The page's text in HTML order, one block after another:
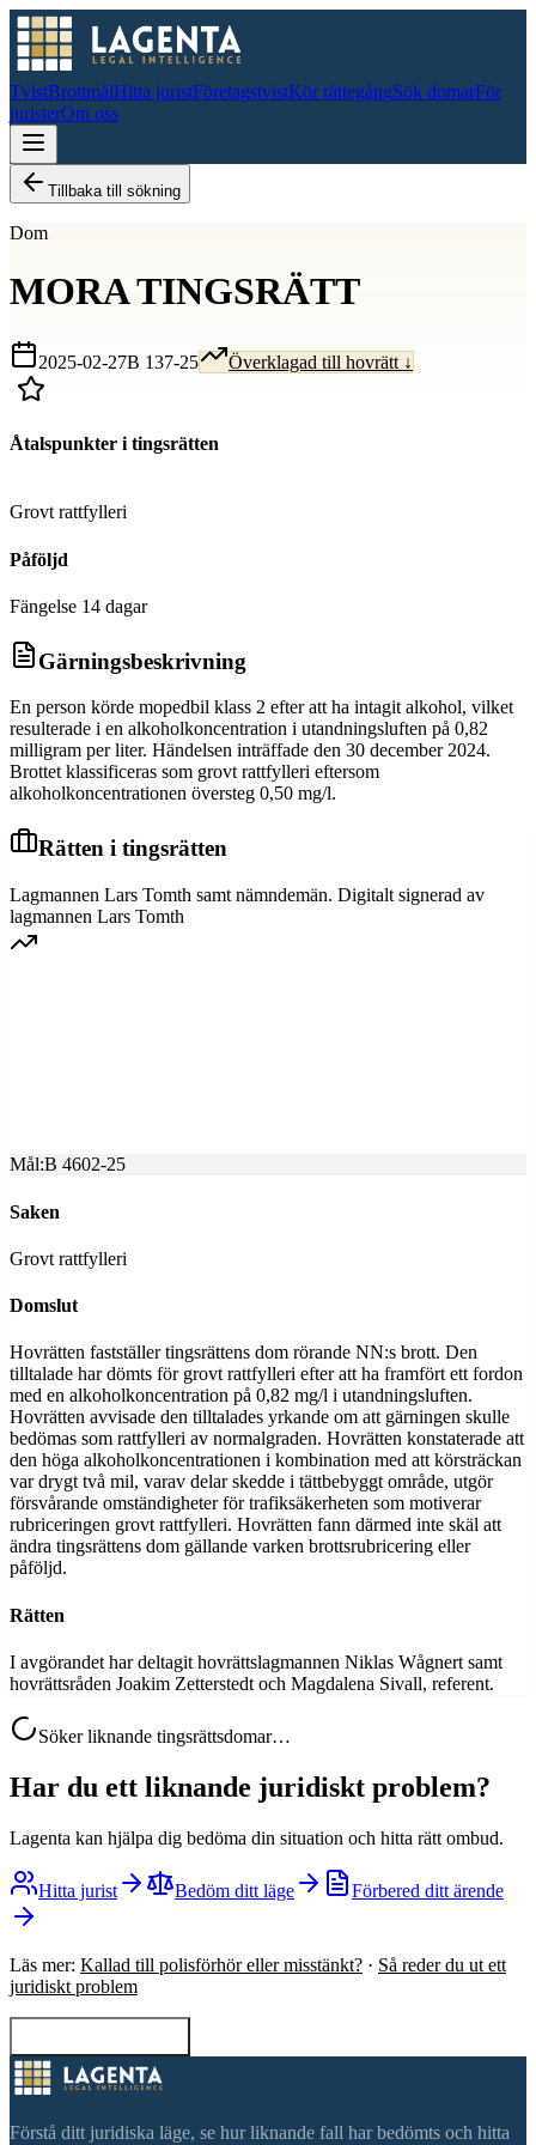
TvistBrottmålHitta juristFöretagstvistKör rättegångSök domarFör
juristerOm oss
Tillbaka till sökning
Dom
MORA TINGSRÄTT
2025-02-27B 137-25 Överklagad till hovrätt ↓
Åtalspunkter i tingsrätten
Grovt rattfylleri
Påföljd
Fängelse 14 dagar
Gärningsbeskrivning
En person körde mopedbil klass 2 efter att ha intagit alkohol, vilket
resulterade i en alkoholkoncentration i utandningsluften på 0,82
milligram per liter. Händelsen inträffade den 30 december 2024.
Brottet klassificeras som grovt rattfylleri eftersom
alkoholkoncentrationen översteg 0,50 mg/l.
Rätten i tingsrätten
Lagmannen Lars Tomth samt nämndemän. Digitalt signerad av
lagmannen Lars Tomth
Mål:B 4602-25
Saken
Grovt rattfylleri
Domslut
Hovrätten fastställer tingsrättens dom rörande NN:s brott. Den
tilltalade har dömts för grovt rattfylleri efter att ha framfört ett fordon
med en alkoholkoncentration på 0,82 mg/l i utandningsluften.
Hovrätten avvisade den tilltalades yrkande om att gärningen skulle
bedömas som rattfylleri av normalgraden. Hovrätten konstaterade att
den höga alkoholkoncentrationen i kombination med att körsträckan
var drygt två mil, varav delar skedde i tättbebyggt område, utgör
försvårande omständigheter för trafiksäkerheten som motiverar
rubriceringen grovt rattfylleri. Hovrätten fann därmed inte skäl att
ändra tingsrättens dom gällande varken brottsrubricering eller
påföljd.
Rätten
I avgörandet har deltagit hovrättslagmannen Niklas Wågnert samt
hovrättsråden Joakim Zetterstedt och Magdalena Sivall, referent.
Söker liknande tingsrättsdomar…
Har du ett liknande juridiskt problem?
Lagenta kan hjälpa dig bedöma din situation och hitta rätt ombud.
Hitta jurist Bedöm ditt läge Förbered ditt ärende
Läs mer: Kallad till polisförhör eller misstänkt? · Så reder du ut ett
juridiskt problem
Förstå ditt juridiska läge, se hur liknande fall har bedömts och hitta